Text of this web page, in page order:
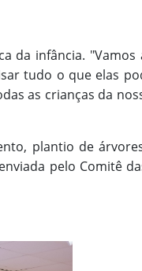
da infância. "Vamos
tudo o que elas
as crianças da
plantio de
pelo Comitê